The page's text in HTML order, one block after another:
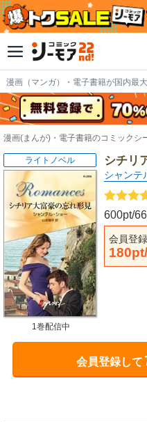
漫画（マンガ）・電子書籍が国内最
漫画(まんが)・電子書籍のコミックシ
シチリ
シャンテ
600pt/
会員登
ライトノベル
1巻配信中
会員登録して